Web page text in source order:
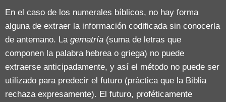
En el caso de los numerales bíblicos, no hay forma
alguna de extraer la información codificada sin conocerla
de antemano. La gematría (suma de letras que
componen la palabra hebrea o griega) no puede
extraerse anticipadamente, y así el método no puede ser
utilizado para predecir el futuro (práctica que la Biblia
rechaza expresamente). El futuro, proféticamente